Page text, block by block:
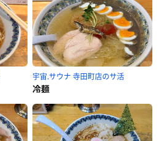
宇宙.サウナ 寺田町店のサ活
冷麺